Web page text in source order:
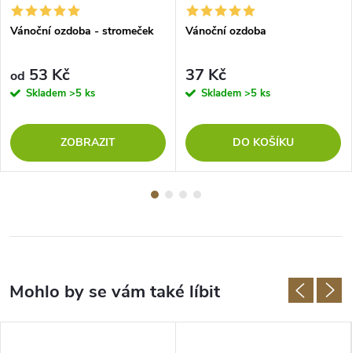
Vánoční ozdoba - stromeček
od 53 Kč
Skladem >5 ks
ZOBRAZIT
Vánoční ozdoba
37 Kč
Skladem >5 ks
DO KOŠÍKU